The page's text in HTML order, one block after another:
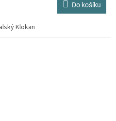
Do košíku
Klokan